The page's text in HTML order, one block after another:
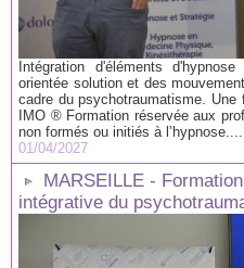
Intégration d'éléments
orientée solution et des
cadre du psychotraumatisme.
IMO ® Formation réservée aux
non formés ou initiés à l’hypnose....
01/04/2027
MARSEILLE -
intégrative du